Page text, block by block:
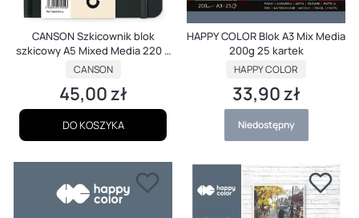
CANSON Szkicownik blok
szkicowy A5 Mixed Media 220 g
32 kartki Natural
PRODUCENT
CANSON
Cena
45,00 zł
DO KOSZYKA
HAPPY COLOR Blok A3 Mix Media
200g 25 kartek
PRODUCENT
HAPPY COLOR
Cena
33,90 zł
Niedostępny